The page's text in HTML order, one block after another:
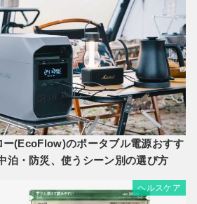
ー(EcoFlow)のポータブル電源おすす
泊・防災、使うシーン別の選び方
ヘルスケア